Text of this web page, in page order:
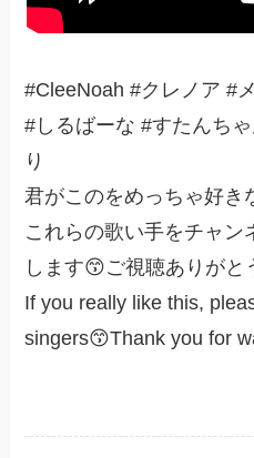
#CleeNoah #クレノア #
#しるばーな #すたんち
り
君がこのをめっちゃ好き
これらの歌い手をチャン
します😙ご視聴ありがと
If you really like this,
singers😙Thank you for